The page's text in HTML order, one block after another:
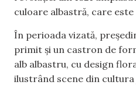
culoare albastră, care
În perioada vizată,
primit și un castron de
alb albastru, cu design
ilustrând scene din